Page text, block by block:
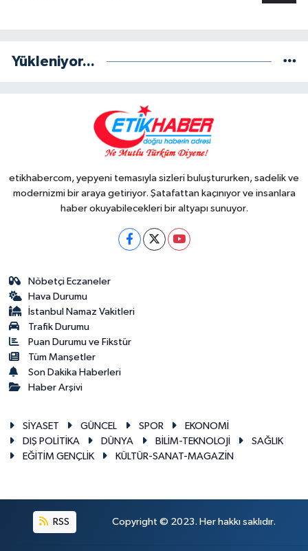
Yükleniyor...
etikhabercom, yepyeni temasıyla sizleri buluştururken, sadelik ve
modernizmi bir araya getiriyor. Şatafattan kaçınıyor ve insanlara
haber okuyabilecekleri bir altyapı sunuyor.
Nöbetçi Eczaneler
Hava Durumu
İstanbul Namaz Vakitleri
Trafik Durumu
Puan Durumu ve Fikstür
Tüm Manşetler
Son Dakika Haberleri
Haber Arşivi
SİYASET GÜNCEL SPOR
EKONOMİ
DIŞ POLİTİKA
DÜNYA BİLİM-TEKNOLOJİ
SAĞLIK
EĞİTİM GENÇLİK
KÜLTÜR-SANAT-MAGAZİN
RSS Copyright © 2023. Her hakkı saklıdır.